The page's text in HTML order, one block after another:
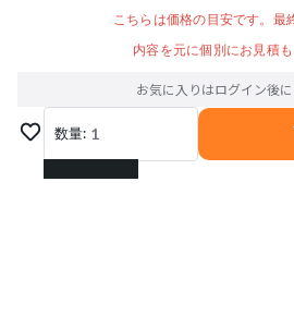
こちらは価格の目安です。最
内容を元に個別にお見積も
お気に入りはログイン後
数量: 1
1